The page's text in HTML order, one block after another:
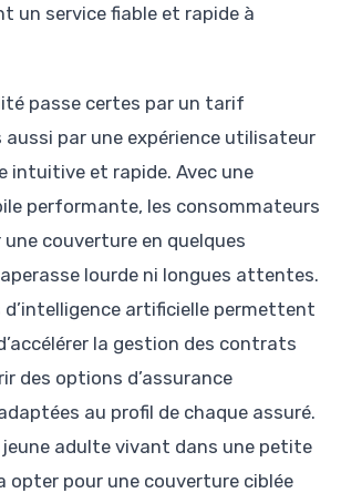
un service fiable et rapide à
passe certes par un tarif
par une expérience utilisateur
intuitive et rapide. Avec une
performante, les consommateurs
couverture en quelques
lourde ni longues attentes.
d’intelligence artificielle permettent
la gestion des contrats
des options d’assurance
au profil de chaque assuré.
jeune adulte vivant dans une petite
opter pour une couverture ciblée